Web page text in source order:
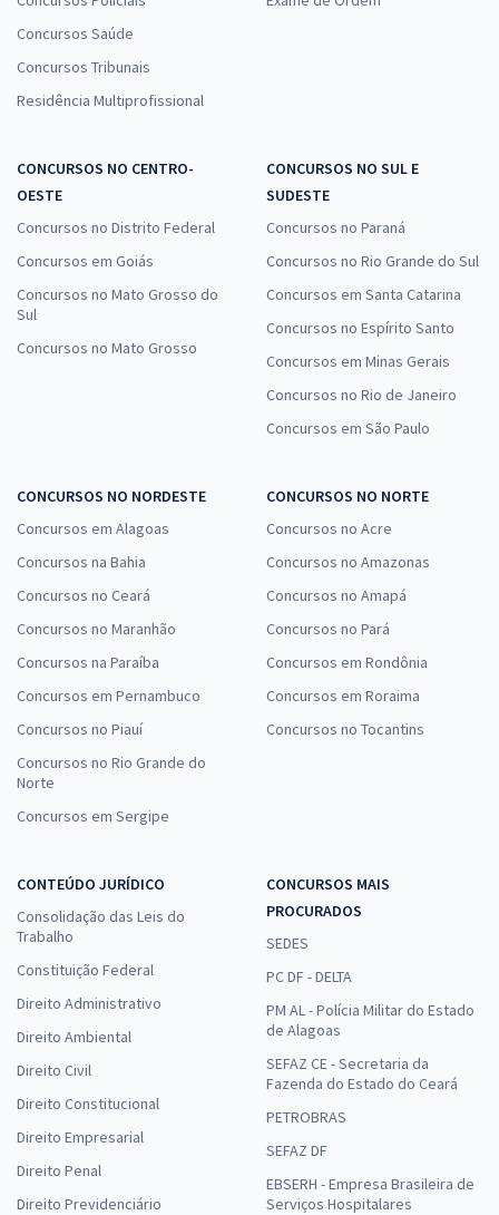
Concursos Saúde
Concursos Tribunais
Residência Multiprofissional
CONCURSOS NO CENTRO-
OESTE
Concursos no Distrito Federal
Concursos em Goiás
Concursos no Mato Grosso do
Sul
Concursos no Mato Grosso
CONCURSOS NO SUL E
SUDESTE
Concursos no Paraná
Concursos no Rio Grande do Sul
Concursos em Santa Catarina
Concursos no Espírito Santo
Concursos em Minas Gerais
Concursos no Rio de Janeiro
Concursos em São Paulo
CONCURSOS NO NORDESTE
Concursos em Alagoas
Concursos na Bahia
Concursos no Ceará
Concursos no Maranhão
Concursos na Paraíba
Concursos em Pernambuco
Concursos no Piauí
Concursos no Rio Grande do
Norte
Concursos em Sergipe
CONCURSOS NO NORTE
Concursos no Acre
Concursos no Amazonas
Concursos no Amapá
Concursos no Pará
Concursos em Rondônia
Concursos em Roraima
Concursos no Tocantins
CONTEÚDO JURÍDICO
Consolidação das Leis do
Trabalho
Constituição Federal
Direito Administrativo
Direito Ambiental
Direito Civil
Direito Constitucional
Direito Empresarial
Direito Penal
Direito Previdenciário
CONCURSOS MAIS
PROCURADOS
SEDES
PC DF - DELTA
PM AL - Polícia Militar do Estado
de Alagoas
SEFAZ CE - Secretaria da
Fazenda do Estado do Ceará
PETROBRAS
SEFAZ DF
EBSERH - Empresa Brasileira de
Serviços Hospitalares